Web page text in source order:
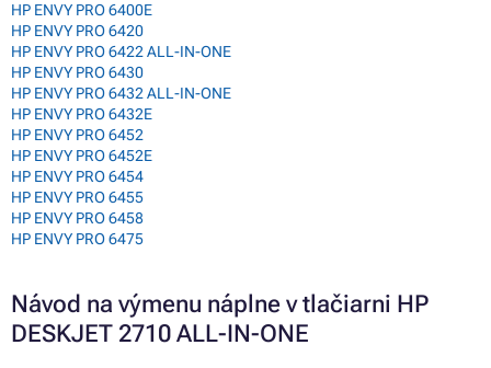
HP ENVY PRO 6400E
HP ENVY PRO 6420
HP ENVY PRO 6422 ALL-IN-ONE
HP ENVY PRO 6430
HP ENVY PRO 6432 ALL-IN-ONE
HP ENVY PRO 6432E
HP ENVY PRO 6452
HP ENVY PRO 6452E
HP ENVY PRO 6454
HP ENVY PRO 6455
HP ENVY PRO 6458
HP ENVY PRO 6475
Návod na výmenu náplne v tlačiarni HP
DESKJET 2710 ALL-IN-ONE